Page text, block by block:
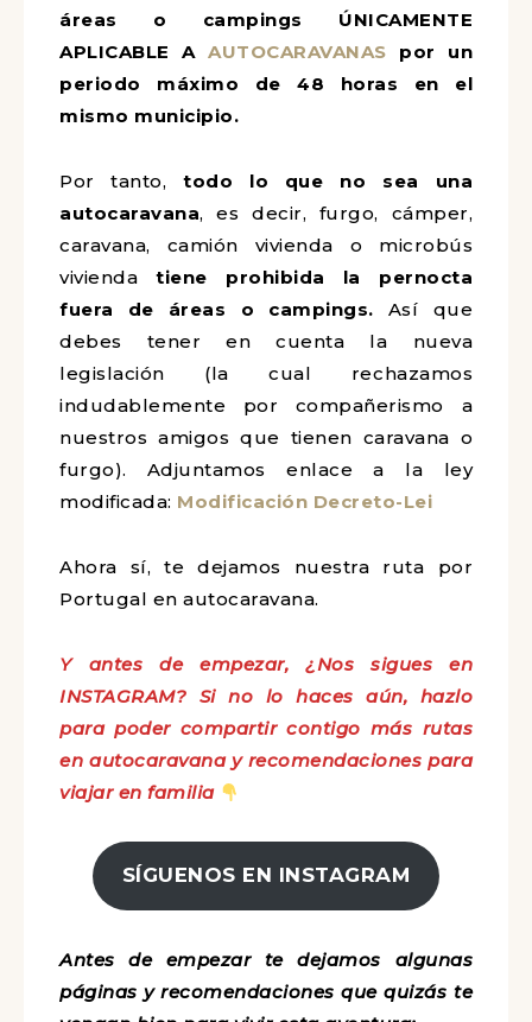
modificación paraSI PERMITIR la
pernocta fuera de áreas o campings
ÚNICAMENTE APLICABLE A
AUTOCARAVANASpor un periodo
municipio.
Por tanto,todo lo que no sea una
autocaravana, es decir, furgo, cámper,
caravana, camión vivienda o microbús
viviendatiene prohibida la pernocta
fuera de áreas o campings.Así que
debes tener en cuenta la nueva
legislación (la cual rechazamos
indudablemente por compañerismo a
nuestros amigos que tienen caravana o
modificada:Modificación Decreto-Lei
Portugal en autocaravana.
Y antes de empezar, ¿Nos sigues en
INSTAGRAM? Si no lo haces aún, hazlo
para poder compartir contigo más rutas
para viajar en familia